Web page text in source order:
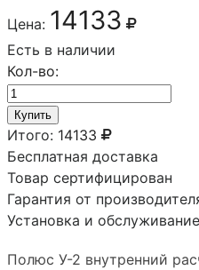
Цена: 14133
Есть в наличии
Кол-во:
Купить
Итого: 14133
Бесплатная доставка
Товар сертифицирован
Гарантия от
Установка и обслуживание
Полюс У-2 внутренний